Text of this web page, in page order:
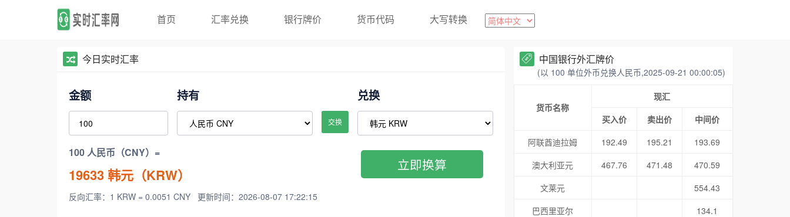
首页 汇率兑换 银行牌价 货币代码 大写转换
今日实时汇率
金额 持有
交换
兑换
100 人民币（CNY）=
19633韩元（KRW）
反向汇率：1 KRW = 0.0051 CNY 更新时间：2026-08-07 17:22:15
立即换算
中国银行外汇牌价
(以 100 单位外币兑换人民币,2025-09-21 00:00:05)
货币名称
现汇
买入价
卖出价
中间价
阿联酋迪拉姆
192.49 195.21
193.69
澳大利亚元
467.76 471.48
470.59
文莱元
554.43
巴西里亚尔
134.1